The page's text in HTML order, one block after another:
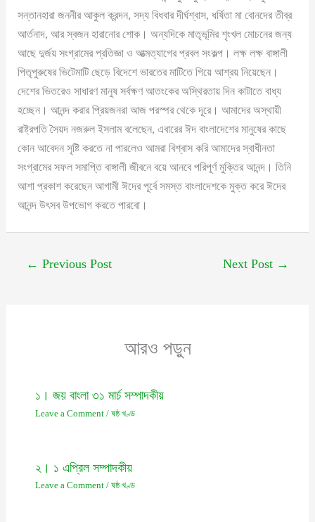
সন্তানহারা জননীর আকুল ক্রন্দন, সদ্য বিধবার দীর্ঘশ্বাস, ধর্ষিতা মা বোনদের তীব্র
আর্তনাদ, আর স্বজন হারানোর শোক। অন্যদিকে মাতৃভূমির শৃংখল মোচনের জন্য
আছে দুর্জয় সংগ্রামের প্রতিজ্ঞা ও আত্মত্যাগের প্রবল সংকল্প। লক্ষ লক্ষ বাঙ্গালী
পিতৃপুরুষের ভিটেমাটি ছেড়ে বিদেশে ভারতের মাটিতে গিয়ে আশ্রয় নিয়েছেন।
দেশের ভিতরেও সাধারণ মানুষ সর্বক্ষণ আতংকের অস্থিরতায় দিন কাটাতে বাধ্য
হচ্ছেন। আনন্দ করার প্রিয়জনরা আজ পরস্পর থেকে দূরে। আমাদের অস্থায়ী
রাষ্ট্রপতি সৈয়দ নজরুল ইসলাম বলেছেন, এবারের ঈদ বাংলাদেশের মানুষের কাছে
কোন আবেদন সৃষ্টি করতে না পারলেও আমরা বিশ্বাস করি আমাদের স্বাধীনতা
সংগ্রামের সফল সমাপ্তি বাঙ্গালী জীবনে বয়ে আনবে পরিপূর্ণ মুক্তির আনন্দ। তিনি
আশা প্রকাশ করেছেন আগামী ঈদের পূর্বে সমস্ত বাংলাদেশকে মুক্ত করে ঈদের
আনন্দ উৎসব উপভোগ করতে পারবো।
← Previous Post Next Post →
আরও পড়ুন
১। জয় বাংলা ৩১ মার্চ সম্পাদকীয়
Leave a Comment / ষষ্ঠ খণ্ড
২। ১ এপ্রিল সম্পাদকীয়
Leave a Comment / ষষ্ঠ খণ্ড